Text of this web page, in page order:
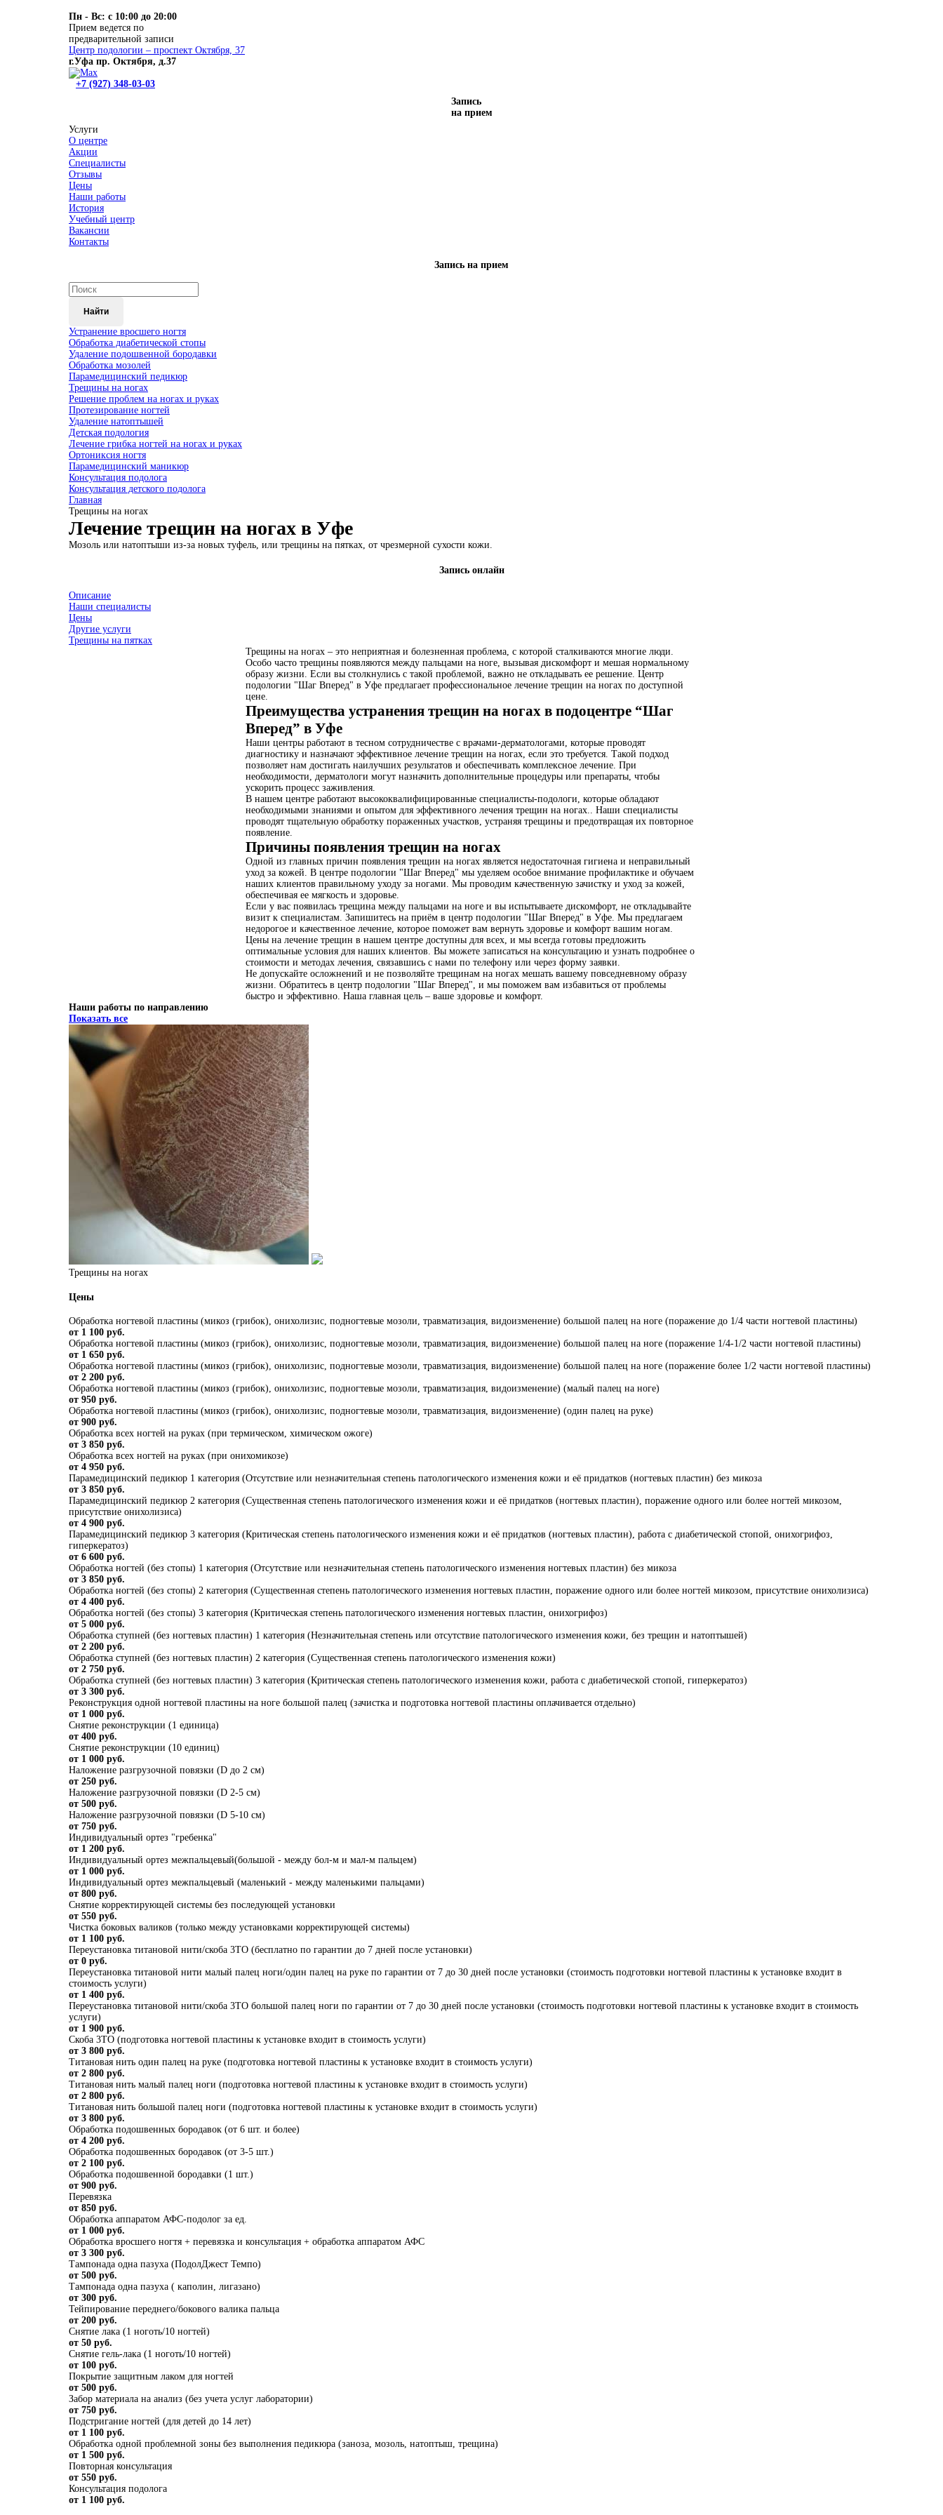
Пн - Вс: с 10:00 до 20:00
Прием ведется по
предварительной записи
Центр подологии – проспект Октября, 37
г.Уфа пр. Октября, д.37
+7 (927) 348-03-03
Запись
на прием
Услуги
О центре
Акции
Специалисты
Отзывы
Цены
Наши работы
История
Учебный центр
Вакансии
Контакты
Запись на прием
Найти
Устранение вросшего ногтя
Обработка диабетической стопы
Удаление подошвенной бородавки
Обработка мозолей
Парамедицинский педикюр
Трещины на ногах
Решение проблем на ногах и руках
Протезирование ногтей
Удаление натоптышей
Детская подология
Лечение грибка ногтей на ногах и руках
Ортониксия ногтя
Парамедицинский маникюр
Консультация подолога
Консультация детского подолога
Главная
Трещины на ногах
Лечение трещин на ногах в Уфе
Мозоль или натоптыши из-за новых туфель, или трещины на пятках, от чрезмерной сухости кожи.
Запись онлайн
Описание
Наши специалисты
Цены
Другие услуги
Трещины на пятках
Трещины на ногах – это неприятная и болезненная проблема, с которой сталкиваются многие люди.
Особо часто трещины появляются между пальцами на ноге, вызывая дискомфорт и мешая нормальному
образу жизни. Если вы столкнулись с такой проблемой, важно не откладывать ее решение. Центр
подологии "Шаг Вперед" в Уфе предлагает профессиональное лечение трещин на ногах по доступной
цене.
Преимущества устранения трещин на ногах в подоцентре “Шаг
Вперед” в Уфе
Наши центры работают в тесном сотрудничестве с врачами-дерматологами, которые проводят
диагностику и назначают эффективное лечение трещин на ногах, если это требуется. Такой подход
позволяет нам достигать наилучших результатов и обеспечивать комплексное лечение. При
необходимости, дерматологи могут назначить дополнительные процедуры или препараты, чтобы
ускорить процесс заживления.
В нашем центре работают высококвалифицированные специалисты-подологи, которые обладают
необходимыми знаниями и опытом для эффективного лечения трещин на ногах.. Наши специалисты
проводят тщательную обработку пораженных участков, устраняя трещины и предотвращая их повторное
появление.
Причины появления трещин на ногах
Одной из главных причин появления трещин на ногах является недостаточная гигиена и неправильный
уход за кожей. В центре подологии "Шаг Вперед" мы уделяем особое внимание профилактике и обучаем
наших клиентов правильному уходу за ногами. Мы проводим качественную зачистку и уход за кожей,
обеспечивая ее мягкость и здоровье.
Если у вас появилась трещина между пальцами на ноге и вы испытываете дискомфорт, не откладывайте
визит к специалистам. Запишитесь на приём в центр подологии "Шаг Вперед" в Уфе. Мы предлагаем
недорогое и качественное лечение, которое поможет вам вернуть здоровье и комфорт вашим ногам.
Цены на лечение трещин в нашем центре доступны для всех, и мы всегда готовы предложить
оптимальные условия для наших клиентов. Вы можете записаться на консультацию и узнать подробнее о
стоимости и методах лечения, связавшись с нами по телефону или через форму заявки.
Не допускайте осложнений и не позволяйте трещинам на ногах мешать вашему повседневному образу
жизни. Обратитесь в центр подологии "Шаг Вперед", и мы поможем вам избавиться от проблемы
быстро и эффективно. Наша главная цель – ваше здоровье и комфорт.
Наши работы по направлению
Показать все
Трещины на ногах
Цены
Обработка ногтевой пластины (микоз (грибок), онихолизис, подногтевые мозоли, травматизация, видоизменение) большой палец на ноге (поражение до 1/4 части ногтевой пластины)
от 1 100 руб.
Обработка ногтевой пластины (микоз (грибок), онихолизис, подногтевые мозоли, травматизация, видоизменение) большой палец на ноге (поражение 1/4-1/2 части ногтевой пластины)
от 1 650 руб.
Обработка ногтевой пластины (микоз (грибок), онихолизис, подногтевые мозоли, травматизация, видоизменение) большой палец на ноге (поражение более 1/2 части ногтевой пластины)
от 2 200 руб.
Обработка ногтевой пластины (микоз (грибок), онихолизис, подногтевые мозоли, травматизация, видоизменение) (малый палец на ноге)
от 950 руб.
Обработка ногтевой пластины (микоз (грибок), онихолизис, подногтевые мозоли, травматизация, видоизменение) (один палец на руке)
от 900 руб.
Обработка всех ногтей на руках (при термическом, химическом ожоге)
от 3 850 руб.
Обработка всех ногтей на руках (при онихомикозе)
от 4 950 руб.
Парамедицинский педикюр 1 категория (Отсутствие или незначительная степень патологического изменения кожи и её придатков (ногтевых пластин) без микоза
от 3 850 руб.
Парамедицинский педикюр 2 категория (Существенная степень патологического изменения кожи и её придатков (ногтевых пластин), поражение одного или более ногтей микозом,
присутствие онихолизиса)
от 4 900 руб.
Парамедицинский педикюр 3 категория (Критическая степень патологического изменения кожи и её придатков (ногтевых пластин), работа с диабетической стопой, онихогрифоз,
гиперкератоз)
от 6 600 руб.
Обработка ногтей (без стопы) 1 категория (Отсутствие или незначительная степень патологического изменения ногтевых пластин) без микоза
от 3 850 руб.
Обработка ногтей (без стопы) 2 категория (Существенная степень патологического изменения ногтевых пластин, поражение одного или более ногтей микозом, присутствие онихолизиса)
от 4 400 руб.
Обработка ногтей (без стопы) 3 категория (Критическая степень патологического изменения ногтевых пластин, онихогрифоз)
от 5 000 руб.
Обработка ступней (без ногтевых пластин) 1 категория (Незначительная степень или отсутствие патологического изменения кожи, без трещин и натоптышей)
от 2 200 руб.
Обработка ступней (без ногтевых пластин) 2 категория (Существенная степень патологического изменения кожи)
от 2 750 руб.
Обработка ступней (без ногтевых пластин) 3 категория (Критическая степень патологического изменения кожи, работа с диабетической стопой, гиперкератоз)
от 3 300 руб.
Реконструкция одной ногтевой пластины на ноге большой палец (зачистка и подготовка ногтевой пластины оплачивается отдельно)
от 1 000 руб.
Снятие реконструкции (1 единица)
от 400 руб.
Снятие реконструкции (10 единиц)
от 1 000 руб.
Наложение разгрузочной повязки (D до 2 см)
от 250 руб.
Наложение разгрузочной повязки (D 2-5 см)
от 500 руб.
Наложение разгрузочной повязки (D 5-10 см)
от 750 руб.
Индивидуальный ортез "гребенка"
от 1 200 руб.
Индивидуальный ортез межпальцевый(большой - между бол-м и мал-м пальцем)
от 1 000 руб.
Индивидуальный ортез межпальцевый (маленький - между маленькими пальцами)
от 800 руб.
Снятие корректирующей системы без последующей установки
от 550 руб.
Чистка боковых валиков (только между установками корректирующей системы)
от 1 100 руб.
Переустановка титановой нити/скоба 3ТО (бесплатно по гарантии до 7 дней после установки)
от 0 руб.
Переустановка титановой нити малый палец ноги/один палец на руке по гарантии от 7 до 30 дней после установки (стоимость подготовки ногтевой пластины к установке входит в
стоимость услуги)
от 1 400 руб.
Переустановка титановой нити/скоба 3ТО большой палец ноги по гарантии от 7 до 30 дней после установки (стоимость подготовки ногтевой пластины к установке входит в стоимость
услуги)
от 1 900 руб.
Скоба 3ТО (подготовка ногтевой пластины к установке входит в стоимость услуги)
от 3 800 руб.
Титановая нить один палец на руке (подготовка ногтевой пластины к установке входит в стоимость услуги)
от 2 800 руб.
Титановая нить малый палец ноги (подготовка ногтевой пластины к установке входит в стоимость услуги)
от 2 800 руб.
Титановая нить большой палец ноги (подготовка ногтевой пластины к установке входит в стоимость услуги)
от 3 800 руб.
Обработка подошвенных бородавок (от 6 шт. и более)
от 4 200 руб.
Обработка подошвенных бородавок (от 3-5 шт.)
от 2 100 руб.
Обработка подошвенной бородавки (1 шт.)
от 900 руб.
Перевязка
от 850 руб.
Обработка аппаратом АФС-подолог за ед.
от 1 000 руб.
Обработка вросшего ногтя + перевязка и консультация + обработка аппаратом АФС
от 3 300 руб.
Тампонада одна пазуха (ПодолДжест Темпо)
от 500 руб.
Тампонада одна пазуха ( каполин, лигазано)
от 300 руб.
Тейпирование переднего/бокового валика пальца
от 200 руб.
Снятие лака (1 ноготь/10 ногтей)
от 50 руб.
Снятие гель-лака (1 ноготь/10 ногтей)
от 100 руб.
Покрытие защитным лаком для ногтей
от 500 руб.
Забор материала на анализ (без учета услуг лаборатории)
от 750 руб.
Подстригание ногтей (для детей до 14 лет)
от 1 100 руб.
Обработка одной проблемной зоны без выполнения педикюра (заноза, мозоль, натоптыш, трещина)
от 1 500 руб.
Повторная консультация
от 550 руб.
Консультация подолога
от 1 100 руб.